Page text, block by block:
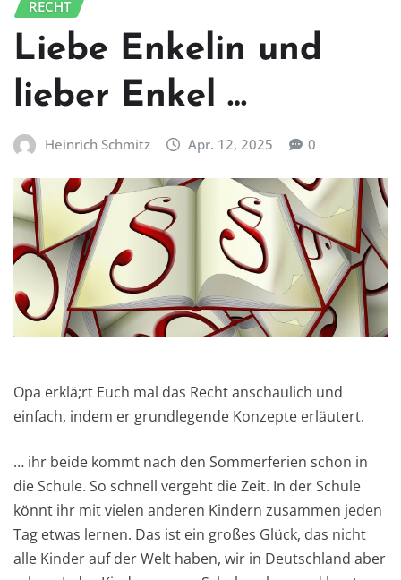
RECHT
Liebe Enkelin und
lieber Enkel …
Heinrich Schmitz Apr. 12, 2025 0
Opa erklä;rt Euch mal das Recht anschaulich und
einfach, indem er grundlegende Konzepte erläutert.
… ihr beide kommt nach den Sommerferien schon in
die Schule. So schnell vergeht die Zeit. In der Schule
könnt ihr mit vielen anderen Kindern zusammen jeden
Tag etwas lernen. Das ist ein großes Glück, das nicht
alle Kinder auf der Welt haben, wir in Deutschland aber